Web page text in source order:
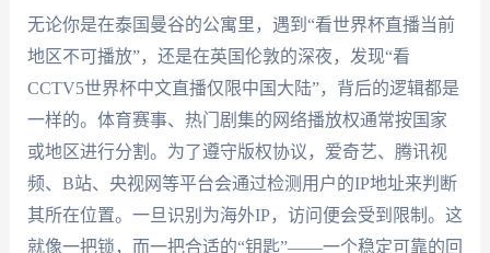
无论你是在泰国曼谷的公寓里，遇到“看世界杯直播当前
地区不可播放”，还是在英国伦敦的深夜，发现“看
CCTV5世界杯中文直播仅限中国大陆”，背后的逻辑都是
一样的。体育赛事、热门剧集的网络播放权通常按国家
或地区进行分割。为了遵守版权协议，爱奇艺、腾讯视
频、B站、央视网等平台会通过检测用户的IP地址来判断
其所在位置。一旦识别为海外IP，访问便会受到限制。这
就像一把锁，而一把合适的“钥匙”——一个稳定可靠的回